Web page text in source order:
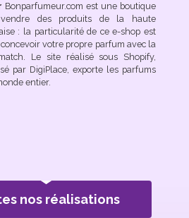
Bonparfumeur.com est une boutique
des produits de la haute
: la particularité de ce e-shop est
votre propre parfum avec la
Le site réalisé sous Shopify,
par DigiPlace, exporte les parfums
entier.
nos réalisations